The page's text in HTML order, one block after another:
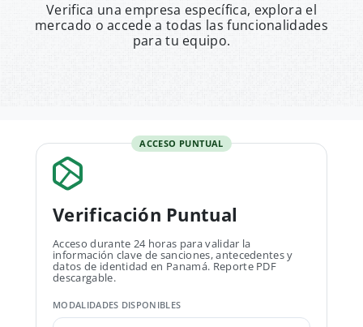
Verifica una empresa específica, explora el
mercado o accede a todas las funcionalidades
para tu equipo.
ACCESO PUNTUAL
Verificación Puntual
Acceso durante 24 horas para validar la
información clave de sanciones, antecedentes y
datos de identidad en Panamá. Reporte PDF
descargable.
MODALIDADES DISPONIBLES